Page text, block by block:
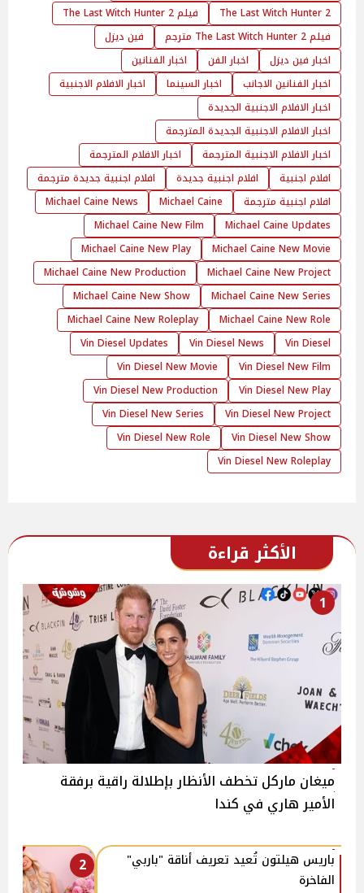
The Last Witch Hunter 2
فيلم The Last Witch Hunter 2
فيلم The Last Witch Hunter 2 مترجم
فين ديزل
اخبار فين ديزل
اخبار الفن
اخبار الفنانين
اخبار الفنانين الاجانب
اخبار السينما
اخبار الافلام الاجنبية
اخبار الافلام الاجنبية الجديدة
اخبار الافلام الاجنبية الجديدة المترجمة
اخبار الافلام الاجنبية المترجمة
اخبار الافلام المترجمة
افلام اجنبية
افلام اجنبية جديدة
افلام اجنبية جديدة مترجمة
افلام اجنبية مترجمة
Michael Caine
Michael Caine News
Michael Caine Updates
Michael Caine New Film
Michael Caine New Movie
Michael Caine New Play
Michael Caine New Project
Michael Caine New Production
Michael Caine New Series
Michael Caine New Show
Michael Caine New Role
Michael Caine New Roleplay
Vin Diesel
Vin Diesel News
Vin Diesel Updates
Vin Diesel New Film
Vin Diesel New Movie
Vin Diesel New Play
Vin Diesel New Production
Vin Diesel New Project
Vin Diesel New Series
Vin Diesel New Show
Vin Diesel New Role
Vin Diesel New Roleplay
الأكثر قراءة
1
ميغان ماركل تخطف الأنظار بإطلالة راقية برفقة
الأمير هاري في كندا
2
باريس هيلتون تُعيد تعريف أناقة "باربي"
الفاخرة